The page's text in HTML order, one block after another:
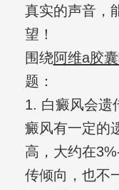
真实的声音，
望！
围绕阿维a胶
题：
1. 白癜风会遗
癜风有一定的
高，大约在
传倾向，也不